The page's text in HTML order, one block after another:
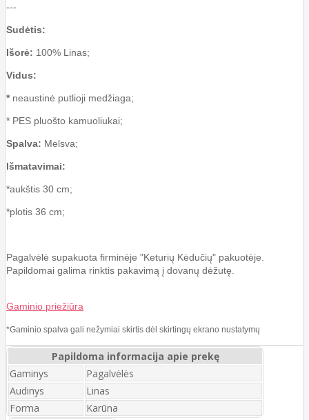
---
Sudėtis:
Išorė: 100% Linas;
Vidus:
*neaustinė putlioji medžiaga;
* PES pluošto kamuoliukai;
Spalva: Melsva;
Išmatavimai:
*aukštis 30 cm;
*plotis 36 cm;
Pagalvėlė supakuota firminėje "Keturių Kėdučių" pakuotėje.
Papildomai galima rinktis pakavimą į dovanų dėžutę.
Gaminio priežiūra
*Gaminio spalva gali nežymiai skirtis dėl skirtingų ekrano nustatymų
Papildoma informacija apie prekę
Gaminys
Pagalvėlės
Audinys
Linas
Forma
Karūna